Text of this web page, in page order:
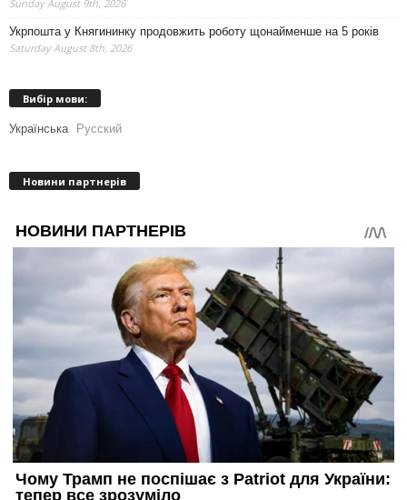
Sunday August 9th, 2026
Укрпошта у Княгининку продовжить роботу щонайменше на 5 років
Saturday August 8th, 2026
Вибір мови:
Українська Русский
Новини партнерів